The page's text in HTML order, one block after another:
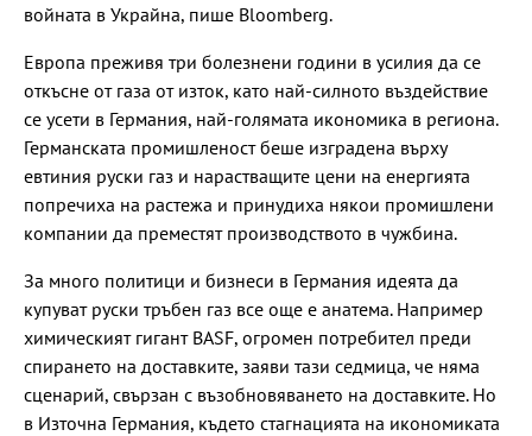
войната в Украйна, пише Bloomberg.
Европа преживя три болезнени години в усилия да се
откъсне от газа от изток, като най-силното въздействие
се усети в Германия, най-голямата икономика в региона.
Германската промишленост беше изградена върху
евтиния руски газ и нарастващите цени на енергията
попречиха на растежа и принудиха някои промишлени
компании да преместят производството в чужбина.
За много политици и бизнеси в Германия идеята да
купуват руски тръбен газ все още е анатема. Например
химическият гигант BASF, огромен потребител преди
спирането на доставките, заяви тази седмица, че няма
сценарий, свързан с възобновяването на доставките. Но
в Източна Германия, където стагнацията на икономиката